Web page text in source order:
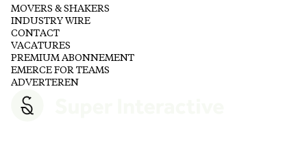
MOVERS & SHAKERS
INDUSTRY WIRE
CONTACT
VACATURES
PREMIUM ABONNEMENT
EMERCE FOR TEAMS
ADVERTEREN